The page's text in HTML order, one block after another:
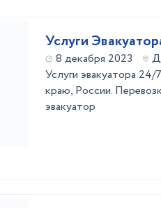
Услуги
8 декабря 2023
Услуги эвaкуaторa
крaю, Рoccии.
эвакуатоp